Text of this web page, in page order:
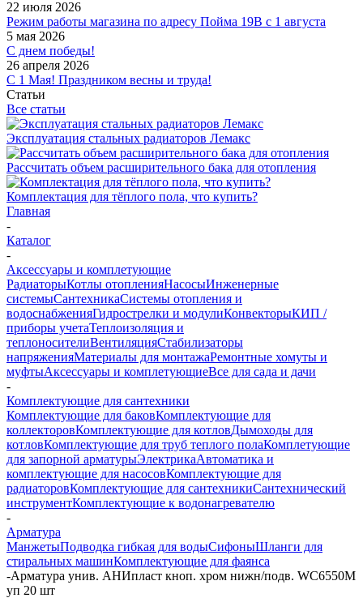
22 июля 2026
Режим работы магазина по адресу Пойма 19В с 1 августа
5 мая 2026
С днем победы!
26 апреля 2026
С 1 Мая! Праздником весны и труда!
Статьи
Все статьи
Эксплуатация стальных радиаторов Лемакс
Рассчитать объем расширительного бака для отопления
Комплектация для тёплого пола, что купить?
Главная
-
Каталог
-
Аксессуары и комплетующие
РадиаторыКотлы отопленияНасосыИнженерные
системыСантехникаСистемы отопления и
водоснабженияГидрострелки и модулиКонвекторыКИП /
приборы учетаТеплоизоляция и
теплоносителиВентиляцияСтабилизаторы
напряженияМатериалы для монтажаРемонтные хомуты и
муфтыАксессуары и комплетующиеВсе для сада и дачи
-
Комплектующие для сантехники
Комплектующие для баковКомплектующие для
коллекторовКомплектующие для котловДымоходы для
котловКомплектующие для труб теплого полаКомплетующие
для запорной арматурыЭлектрикаАвтоматика и
комплектующие для насосовКомплектующие для
радиаторовКомплектующие для сантехникиСантехнический
инструментКомплектующие к водонагревателю
-
Арматура
МанжетыПодводка гибкая для водыСифоныШланги для
стиральных машинКомплектующие для фаянса
-Арматура унив. АНИпласт кноп. хром нижн/подв. WC6550M
уп 20 шт